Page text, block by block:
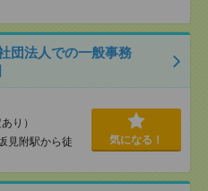
団法人での一般事務
り）
見附駅から徒
気になる！